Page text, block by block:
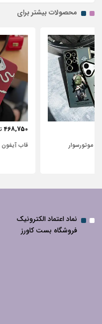
محصولات بیشتر برای
قاب آیفون چرمی طرح مار
نماد اعتماد الکترونیک
فروشگاه بست کاورز